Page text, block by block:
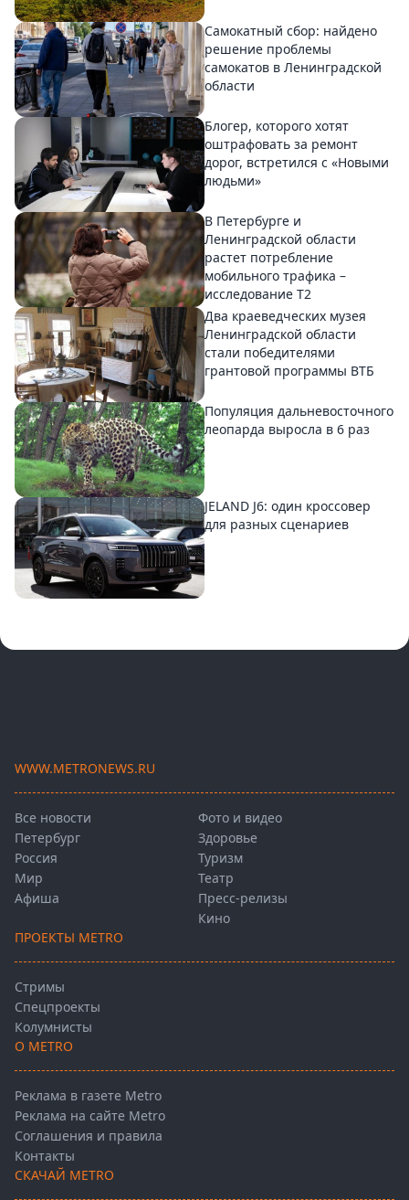
Самокатный сбор: найдено
решение проблемы
самокатов в Ленинградской
области
Блогер, которого хотят
оштрафовать за ремонт
дорог, встретился с «Новыми
людьми»
В Петербурге и
Ленинградской области
растет потребление
мобильного трафика –
исследование T2
Два краеведческих музея
Ленинградской области
стали победителями
грантовой программы ВТБ
Популяция дальневосточного
леопарда выросла в 6 раз
JELAND J6: один кроссовер
для разных сценариев
WWW.METRONEWS.RU
Все новости
Петербург
Россия
Мир
Афиша
Фото и видео
Здоровье
Туризм
Театр
Пресс-релизы
Кино
ПРОЕКТЫ METRO
Стримы
Спецпроекты
Колумнисты
О METRO
Реклама в газете Metro
Реклама на сайте Metro
Соглашения и правила
Контакты
СКАЧАЙ METRO